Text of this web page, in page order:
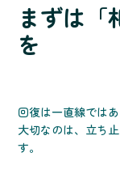
まずは「
を
回復は一直線ではあ
大切なのは、立ち
す。